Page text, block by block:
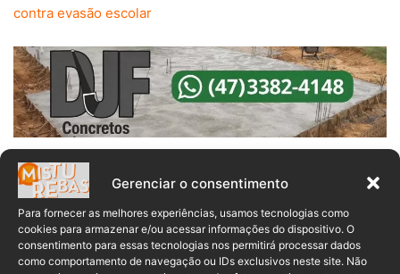
Gerenciar o consentimento
Para fornecer as melhores experiências, usamos tecnologias como
cookies para armazenar e/ou acessar informações do dispositivo. O
consentimento para essas tecnologias nos permitirá processar dados
como comportamento de navegação ou IDs exclusivos neste site. Não
contra evasão escolar
O caso repercutiu na cidade inteira e gerou muita revolta,
os moradores e pais dos alunos contestavam a decisão do
acusado responder o crime em liberdade.
No dia 31 de maio, o Tribunal de Justiça de Santa Catarina